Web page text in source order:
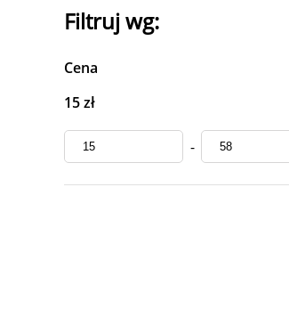
Filtruj wg:
Cena
15 zł
-